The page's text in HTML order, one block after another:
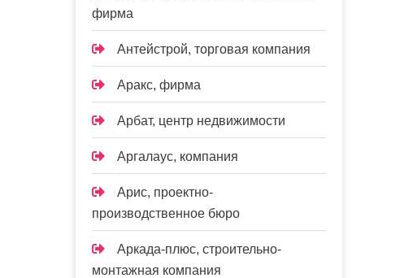
фирма
Антейстрой, торговая компания
Аракс, фирма
Арбат, центр недвижимости
Аргалаус, компания
Арис, проектно-
производственное бюро
Аркада-плюс, строительно-
монтажная компания